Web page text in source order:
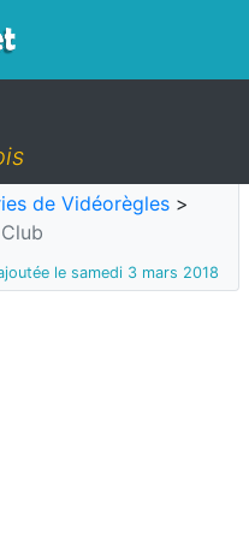
de Vidéorègles >
le samedi 3 mars 2018